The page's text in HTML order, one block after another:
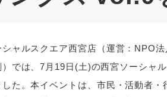
シャルスクエア西宮店（運営：NPO
）では、7月19日(土)の西宮ソーシャ
した。本イベントは、市民・活動者